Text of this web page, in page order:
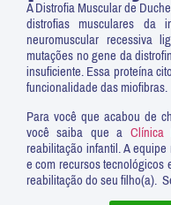
A Distrofia Muscular de
distrofias musculares da
neuromuscular recessiva
mutações no gene da
insuficiente. Essa proteína
funcionalidade das miofibras.
Para você que acabou de
você saiba que a Clínica
reabilitação infantil. A
e com recursos
reabilitação do seu filho(a).